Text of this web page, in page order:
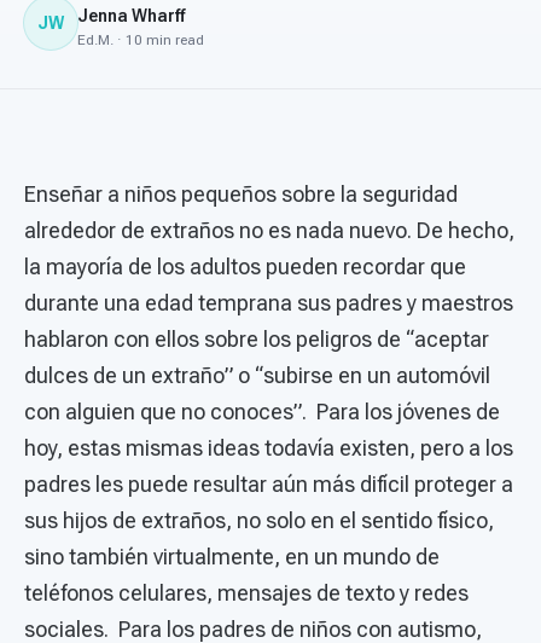
Connect
JW Jenna Wharff
Ed.M. · 10 min read
Enseñar a niños pequeños sobre la seguridad
alrededor de extraños no es nada nuevo. De hecho,
la mayoría de los adultos pueden recordar que
durante una edad temprana sus padres y maestros
hablaron con ellos sobre los peligros de “aceptar
dulces de un extraño” o “subirse en un automóvil
con alguien que no conoces”. Para los jóvenes de
hoy, estas mismas ideas todavía existen, pero a los
padres les puede resultar aún más difícil proteger a
sus hijos de extraños, no solo en el sentido físico,
sino también virtualmente, en un mundo de
teléfonos celulares, mensajes de texto y redes
sociales. Para los padres de niños con autismo,